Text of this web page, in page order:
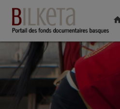
contenu
principal